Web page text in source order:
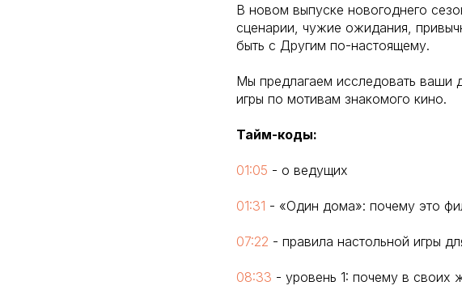
В новом выпуске новогоднего
сценарии, чужие ожидания,
быть с Другим по-настоящему.
Мы предлагаем исследовать ваши
игры по мотивам знакомого кино.
Тайм-коды:
01:05 - о ведущих
01:31 - «Один дома»: почему это
07:22 - правила настольной игры
08:33 - уровень 1: почему в своих